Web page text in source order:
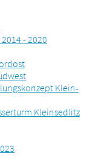
- 2020
Klein-
Kleinsedlitz